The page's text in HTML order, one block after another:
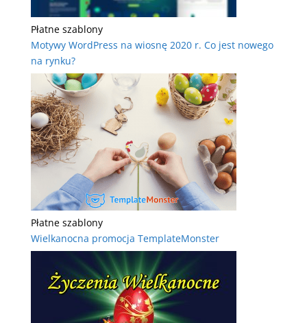
Płatne szablony
Motywy WordPress na wiosnę 2020 r. Co jest nowego
na rynku?
Płatne szablony
Wielkanocna promocja TemplateMonster